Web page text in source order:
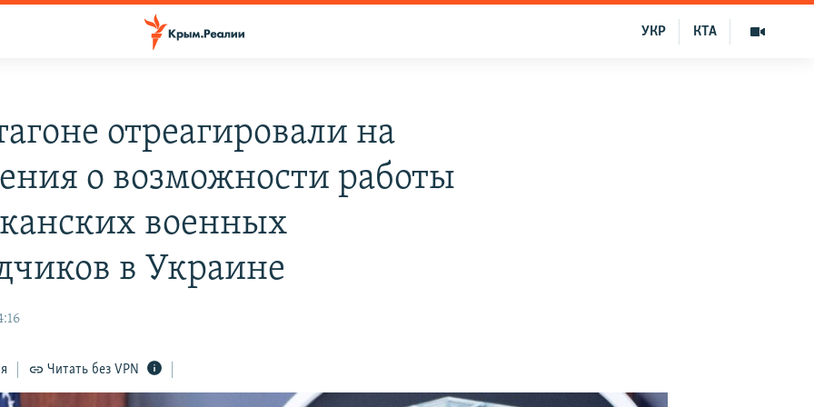
КТА
УКР
отреагировали на
о возможности работы
военных
в Украине
Читать без VPN